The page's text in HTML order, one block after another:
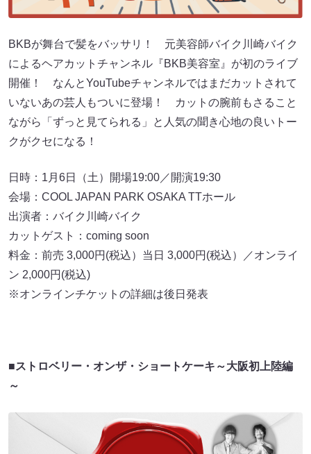
BKBが舞台で髪をバッサリ！ 元美容師バイク川崎バイク
によるヘアカットチャンネル『BKB美容室』が初のライブ
開催！ なんとYouTubeチャンネルではまだカットされて
いないあの芸人もついに登場！ カットの腕前もさること
ながら「ずっと見てられる」と人気の聞き心地の良いトー
クがクセになる！
日時：1月6日（土）開場19:00／開演19:30
会場：COOL JAPAN PARK OSAKA TTホール
出演者：バイク川崎バイク
カットゲスト：coming soon
料金：前売 3,000円(税込）当日 3,000円(税込）／オンライ
ン 2,000円(税込)
※オンラインチケットの詳細は後日発表
■ストロベリー・オンザ・ショートケーキ～大阪初上陸編
～